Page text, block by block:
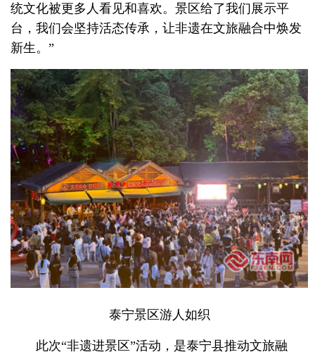
统文化被更多人看见和喜欢。景区给了我们展示平
台，我们会坚持活态传承，让非遗在文旅融合中焕发
新生。”
泰宁景区游人如织
此次“非遗进景区”活动，是泰宁县推动文旅融